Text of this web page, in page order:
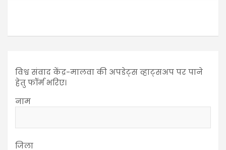
विश्व संवाद केंद्र-मालवा की अपडेट्स व्हाट्सअप पर पाने
हेतु फॉर्म भरिए।
नाम
जिला